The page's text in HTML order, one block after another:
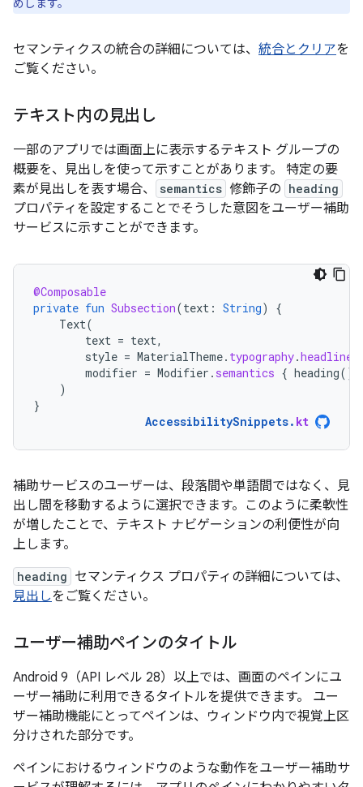
めします。
セマンティクスの統合の詳細については、 統合とクリアを
ご覧ください。
テキスト内の見出し
一部のアプリでは画面上に表示するテキスト グループの
概要を、見出しを使って示すことがあります。 特定の要
素が見出しを表す場合、
semantics 修飾子の heading
プロパティを設定することでそうした意図をユーザー補助
サービスに示すことができます。
@Composable
private fun Subsection(text : String)
{
Text(
text = text,
style = MaterialTheme. typography.
modifier = Modifier . semantics { heading()
)
}
AccessibilitySnippets. kt
補助サービスのユーザーは、段落間や単語間ではなく、見
出し間を移動するように選択できます。このように柔軟性
が増したことで、テキスト ナビゲーションの利便性が向
上します。
heading セマンティクス プロパティの詳細については、
見出しをご覧ください。
ユーザー補助ペインのタイトル
Android 9（API レベル 28）以上では、画面のペインにユ
ーザー補助に利用できるタイトルを提供できます。 ユー
ザー補助機能にとってペインは、ウィンドウ内で視覚上区
分けされた部分です。
ペインにおけるウィンドウのような動作をユーザー補助サ